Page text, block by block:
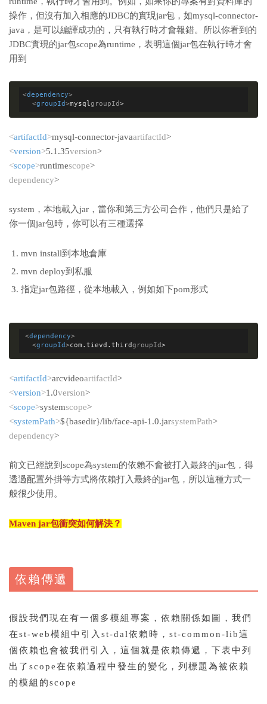
操作，但沒有加入相應的JDBC的實現jar包，如mysql-connector-
java，是可以編譯成功的，只有執行時才會報錯。所以你看到的
JDBC實現的jar包scope為runtime，表明這個jar包在執行時才會
用到
<dependency>
<groupId>mysqlgroupId>
<artifactId>mysql-connector-javaartifactId>
<version>5.1.35version>
<scope>runtimescope>
dependency>
system，本地載入jar，當你和第三方公司合作，他們只是給了
你一個jar包時，你可以有三種選擇
mvn install到本地倉庫
mvn deploy到私服
指定jar包路徑，從本地載入，例如如下pom形式
<dependency>
<groupId>com.tievd.thirdgroupId>
<artifactId>arcvideoartifactId>
<version>1.0version>
<scope>systemscope>
<systemPath>${basedir}/lib/face-api-1.0.jarsystemPath>
dependency>
前文已經說到scope為system的依賴不會被打入最終的jar包，得
透過配置外掛等方式將依賴打入最終的jar包，所以這種方式一
般很少使用。
Maven jar包衝突如何解決？
依賴傳遞
假設我們現在有一個多模組專案，依賴關係如圖，我們
在st-web模組中引入st-dal依賴時，st-common-lib這
個依賴也會被我們引入，這個就是依賴傳遞，下表中列
出了scope在依賴過程中發生的變化，列標題為被依賴
的模組的scope